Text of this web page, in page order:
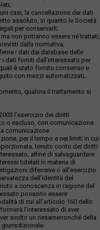
casi, la cancellazione dei dati
assoluto, in quanto le Società
per conservarli;
non potranno essere né trattati,
dalla normativa;
i dati dai database delle
dati forniti dall’interessato per
è stato fornito consenso e
con mezzi automatizzati;
qualora il trattamento si
l’esercizio dei diritti
o escluso, con comunicazione
comunicazione
per il tempo e nei limiti in cui
tenuto conto dei diritti
alfine di salvaguardare
tutelati in materia di
difensive o all’esercizio
dell’identità del
a conoscenza in ragione del
possono essere
di cui all’articolo 160 dello
l’interessato di aver
svolto un riesamenonché della